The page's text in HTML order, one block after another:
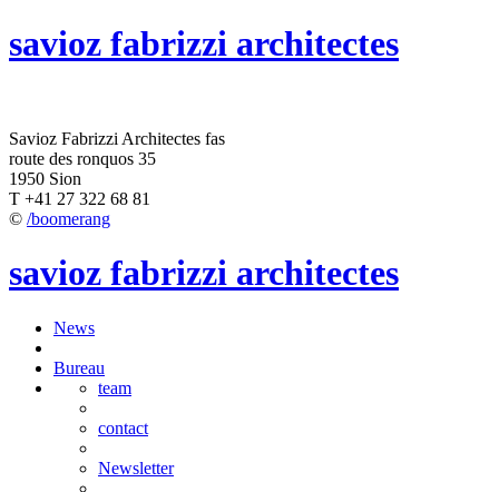
savioz fabrizzi architectes
Savioz Fabrizzi Architectes fas
route des ronquos 35
1950 Sion
T +41 27 322 68 81
© /boomerang
savioz fabrizzi architectes
News
Bureau
team
contact
Newsletter